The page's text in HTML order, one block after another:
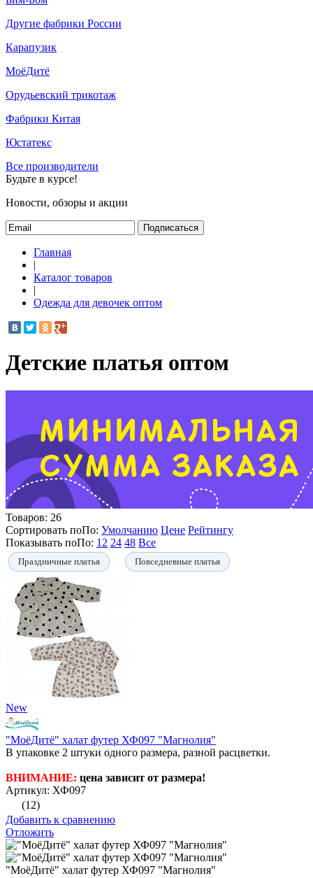
Другие фабрики России
Карапузик
МоёДитё
Орудьевский трикотаж
Фабрики Китая
Юстатекс
Все производители
Будьте в курсе!
Новости, обзоры и акции
Подписаться
Главная
|
Каталог товаров
|
Одежда для девочек оптом
Детские платья оптом
Товаров: 26
Сортировать поПо: Умолчанию Цене Рейтингу
Показывать поПо: 12 24 48 Все
Праздничные платья Повседневные платья
New
"МоёДитё" халат футер ХФ097 "Магнолия"
В упаковке 2 штуки одного размера, разной расцветки.
ВНИМАНИЕ: цена зависит от размера!
Артикул: ХФ097
(12)
Добавить к сравнению
Отложить
"МоёДитё" халат футер ХФ097 "Магнолия"